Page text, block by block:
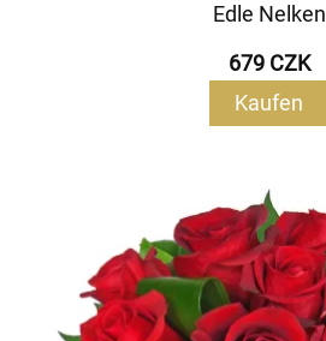
Edle Nelken
679 CZK
Kaufen